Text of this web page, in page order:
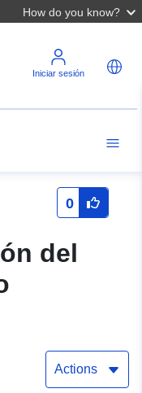
How do you know?
Iniciar sesión
0
del
Actions